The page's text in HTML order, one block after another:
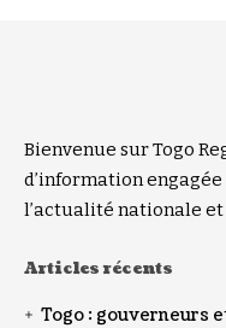
Bienvenue sur Togo
d’information
l’actualité nationale
Articles récents
Togo : gouverneurs